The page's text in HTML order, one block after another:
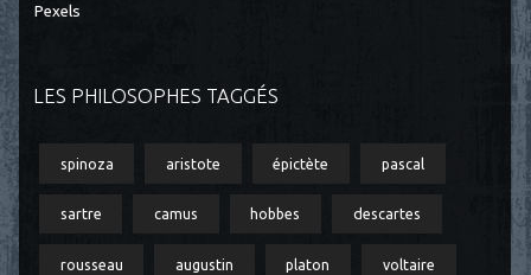
Pexels
LES PHILOSOPHES TAGGÉS
spinoza aristote épictète pascal
sartre camus hobbes descartes
rousseau augustin platon voltaire